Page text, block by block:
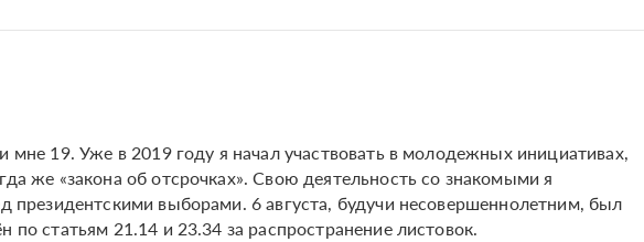
мне 19. Уже в 2019 году я начал участвовать в молодежных инициативах,
же «закона об отсрочках». Свою деятельность со знакомыми я
президентскими выборами. 6 августа, будучи несовершеннолетним, был
статьям 21.14 и 23.34 за распространение листовок.